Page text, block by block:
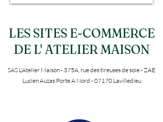
LES SITES E-COMMERCE
DE L' ATELIER MAISON
SAS L'Atelier Maison - 375A, rue des tireuses de soie - ZAE
Lucien Auzas Porte A Nord - 07170 Lavilledieu